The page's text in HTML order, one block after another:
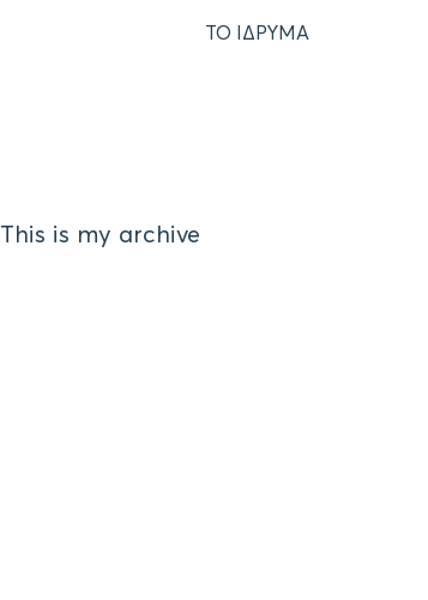
ΤΟ ΙΔΡΥΜΑ
This is my archive